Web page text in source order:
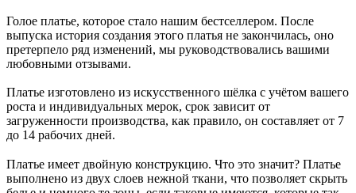
Голое платье, которое стало нашим бестселлером. После
выпуска история создания этого платья не закончилась, оно
претерпело ряд изменений, мы руководствовались вашими
любовными отзывами.
Платье изготовлено из искусственного шёлка с учётом вашего
роста и индивидуальных мерок, срок зависит от
загруженности производства, как правило, он составляет от 7
до 14 рабочих дней.
Платье имеет двойную конструкцию. Что это значит? Платье
выполнено из двух слоев нежной ткани, что позволяет скрыть